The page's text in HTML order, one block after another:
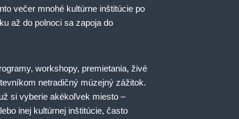
večer mnohé kultúrne inštitúcie po
až do polnoci sa zapoja do
workshopy, premietania, živé
netradičný múzejný zážitok.
si vyberie akékoľvek miesto –
inej kultúrnej inštitúcie, často